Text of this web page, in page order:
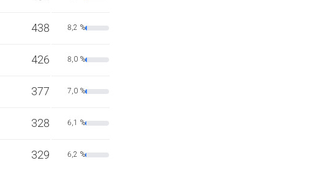
438 8,2 %
426 8,0 %
377 7,0 %
328 6,1 %
329 6,2 %